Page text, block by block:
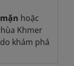
hoặc
Khmer
khám phá